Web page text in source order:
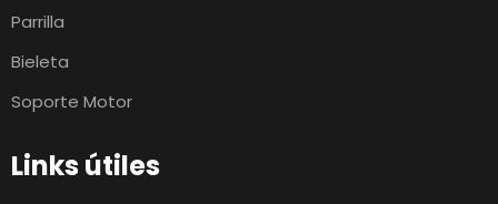
Parrilla
Bieleta
Soporte Motor
Links útiles